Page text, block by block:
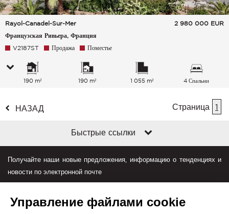
Rayol-Canadel-Sur-Mer
Французская Ривьера, Франция
2 980 000 EUR
V2187ST Продажа Поместье
190 m² 190 m² 1 055 m² 4 Спальни
НАЗАД Страница 1
Быстрые ссылки
Получайте наши новые предложения, информацию о тенденциях и
новости по электронной почте
Управление файлами cookie